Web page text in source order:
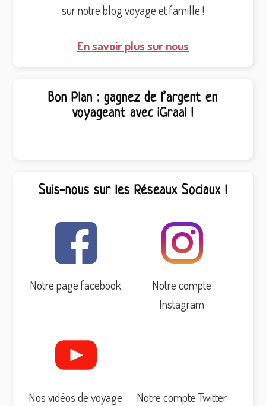
sur notre blog voyage et famille !
En savoir plus sur nous
Bon Plan : gagnez de l’argent en
voyageant avec iGraal !
Suis-nous sur les Réseaux Sociaux !
Notre page facebook
Notre compte
Instagram
Nos vidéos de voyage Notre compte Twitter